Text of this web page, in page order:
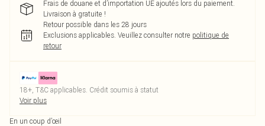
Frais de douane et d’importation UE ajoutés lors du paiement.
Livraison à gratuite !
Retour possible dans les 28 jours
Exclusions applicables. Veuillez consulter notre politique de
retour
18+, T&C applicables. Crédit soumis à statut
Voir plus
En un coup d’œil